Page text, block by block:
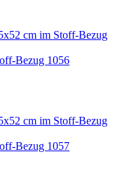
Bezug 1056
Bezug 1057